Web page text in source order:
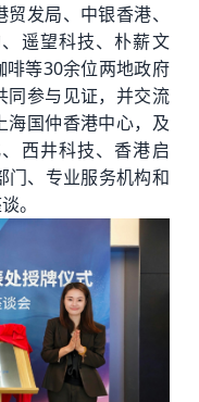
贸发局、中银香港、
遥望科技、朴薪文
啡等30余位两地政府
同参与见证，并交流
海国仲香港中心，及
西井科技、香港启
门、专业服务机构和
。